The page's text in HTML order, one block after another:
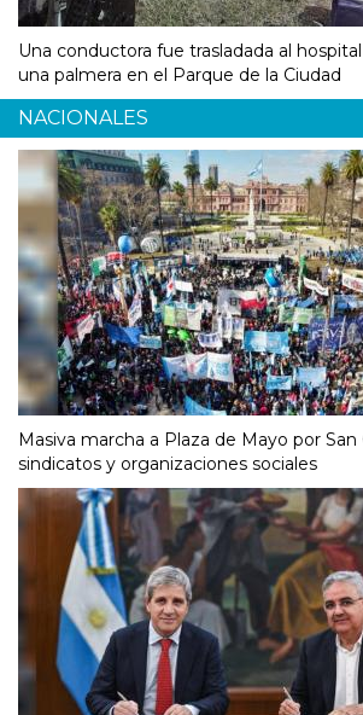
Una conductora fue trasladada al
una palmera en el Parque de la Ciudad
NACIONALES
Masiva marcha a Plaza de Mayo por
sindicatos y organizaciones sociales